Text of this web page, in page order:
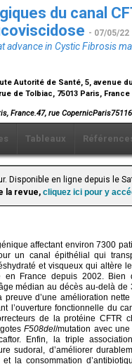
du canal
- 07/05/22
advance in Cystic Fibrosis
Autorité de Santé, 5, avenue
de Tolbiac, 75013 Paris, France
France.47, rue
Tableaux
Disponible en ligne depuis le
la revue, cliquez ici pour y
affectant environ 7300
un canal épithélial qui
et visqueux qui altère
en France depuis 2002. Bien
médian au décès au-delà de
d’une amélioration
l’ouverture fonctionnelle du
de la protéine CFTR
F508del/mutation avec
Enfin, la triple
sudoral, d’améliorer
la consommation